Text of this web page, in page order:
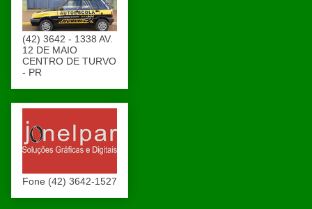
(42) 3642 - 1338 AV.
12 DE MAIO
CENTRO DE TURVO
- PR
Fone (42) 3642-1527